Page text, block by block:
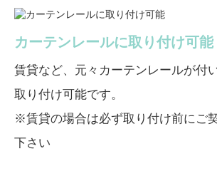
カーテンレールに取り付け可能
賃貸など、元々カーテンレールが付
取り付け可能です。
※賃貸の場合は必ず取り付け前にご
下さい